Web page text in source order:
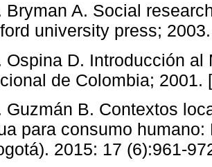
Bryman A. Social
university press;
Ospina D. Introducción
de Colombia; 2001.
Guzmán B. Contextos
para consumo
2015: 17 (6):961-